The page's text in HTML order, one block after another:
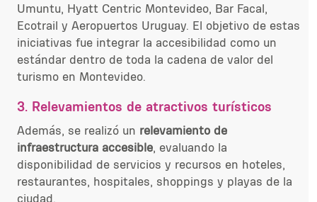
Umuntu, Hyatt Centric Montevideo, Bar Facal,
Ecotrail y Aeropuertos Uruguay. El objetivo de estas
iniciativas fue integrar la accesibilidad como un
estándar dentro de toda la cadena de valor del
turismo en Montevideo.
3. Relevamientos de atractivos turísticos
Además, se realizó un relevamiento de
infraestructura accesible, evaluando la
disponibilidad de servicios y recursos en hoteles,
restaurantes, hospitales, shoppings y playas de la
ciudad.